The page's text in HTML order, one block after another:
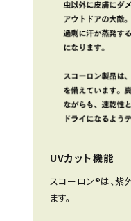
UVカット機能
スコーロン®は、紫
ます。